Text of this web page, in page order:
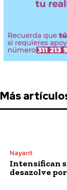
Más
Nayarit
Intensifican
desazolve